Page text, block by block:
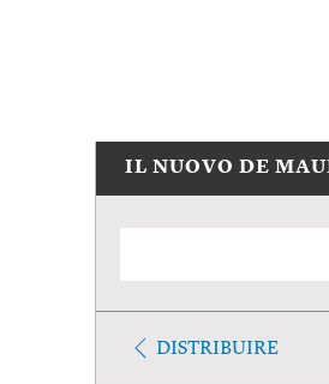
IL NUOVO DE
DISTRIBUIRE